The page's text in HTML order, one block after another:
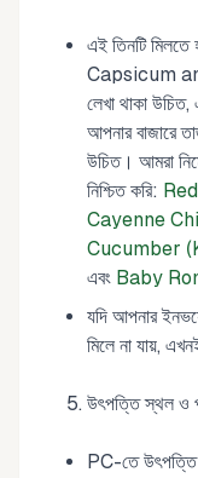
এই তিনটি
Capsicum
লেখা থাকা
আপনার বাজারে
উচিত। আমরা
নিশ্চিত করি:
Cayenne
Cucumber
এবং Baby
যদি আপনার
মিলে না যায়,
উৎপত্তি স্থল ও
PC-তে উৎপত্তি